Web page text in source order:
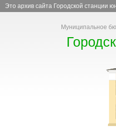
Это архив сайта Городской станции
Муниципальное